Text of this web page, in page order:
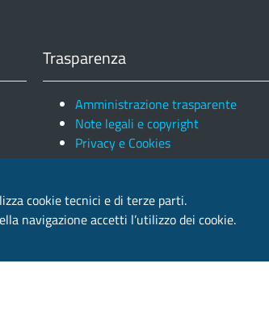
Trasparenza
Amministrazione trasparente
Note legali e copyright
Privacy e Cookies
cookie tecnici e di terze parti.
navigazione accetti l’utilizzo dei cookie.